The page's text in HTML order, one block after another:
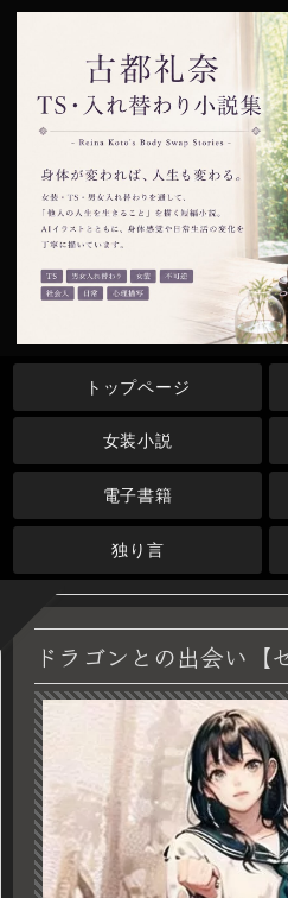
トップページ
女装小説
電子書籍
独り言
ドラゴンとの出会い【